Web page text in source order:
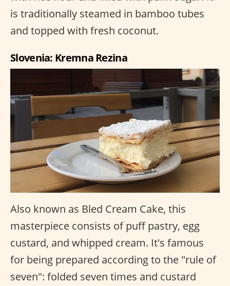
is traditionally steamed in bamboo tubes
and topped with fresh coconut.
Slovenia: Kremna Rezina
Also known as Bled Cream Cake, this
masterpiece consists of puff pastry, egg
custard, and whipped cream. It's famous
for being prepared according to the "rule of
seven": folded seven times and custard